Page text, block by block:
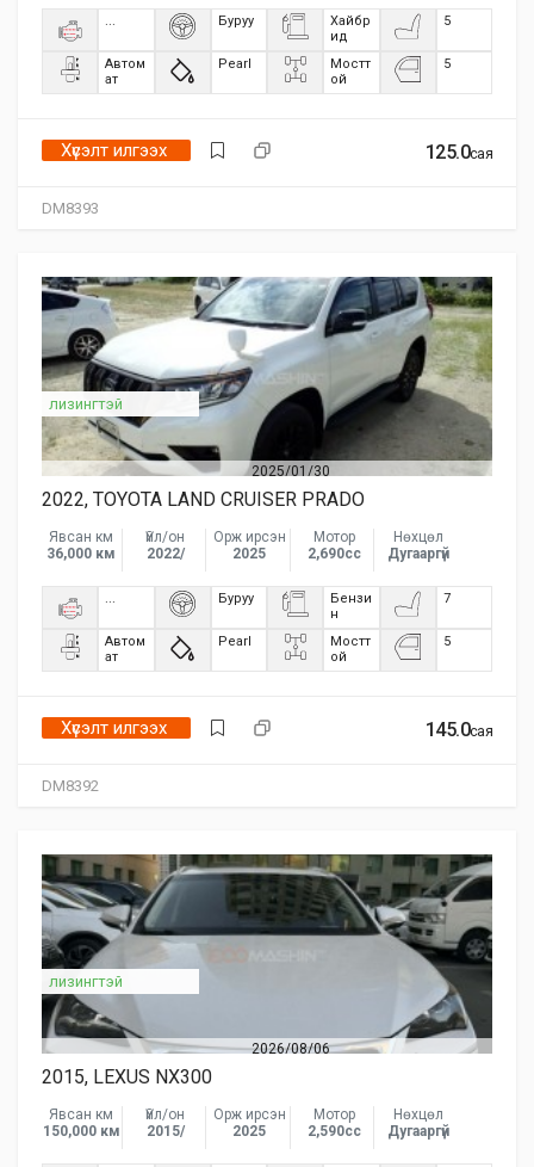
DM8393
... Буруу
Хайбр
ид
5
Автом
ат
Pearl
Мостт
ой
5
125.0сая
Хүсэлт илгээх
2025/01/30
DM8392
лизингтэй
2022, TOYOTA LAND CRUISER PRADO
Явсан км
36,000 км
Үйл/он
2022/
Орж ирсэн
2025
Мотор
2,690сс
Нөхцөл
Дугааргүй
... Буруу
Бензи
н
7
Автом
ат
Pearl
Мостт
ой
5
145.0сая
Хүсэлт илгээх
2026/08/06
лизингтэй
2015, LEXUS NX300
Явсан км
150,000 км
Үйл/он
2015/
Орж ирсэн
2025
Мотор
2,590сс
Нөхцөл
Дугааргүй